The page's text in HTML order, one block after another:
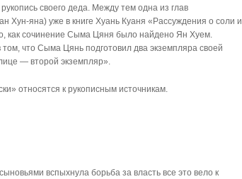
своего деда. Между тем одна из глав
Хун-яна) уже в книге Хуань Куаня «Рассуждения о соли и
как сочинение Сыма Цяня было найдено Ян Хуем.
что Сыма Цянь подготовил два экземпляра своей
— второй экземпляр».
относятся к рукописным источникам.
вспыхнула борьба за власть все это вело к